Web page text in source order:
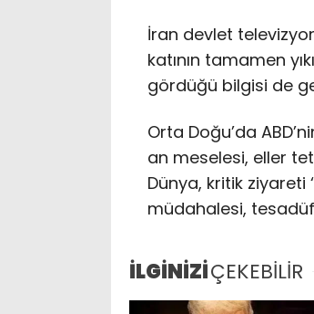
İran devlet
katının tamamen
gördüğü bilgisi de
Orta Doğu’da
an meselesi, eller
Dünya, kritik ziyareti
müdahalesi,
İLGİNİZİÇEKEBİLİR